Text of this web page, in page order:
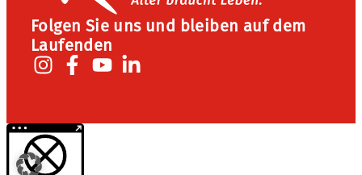
Folgen Sie uns und bleiben auf dem
Laufenden
Weitere Informationen über den gesperrten Inhalt.